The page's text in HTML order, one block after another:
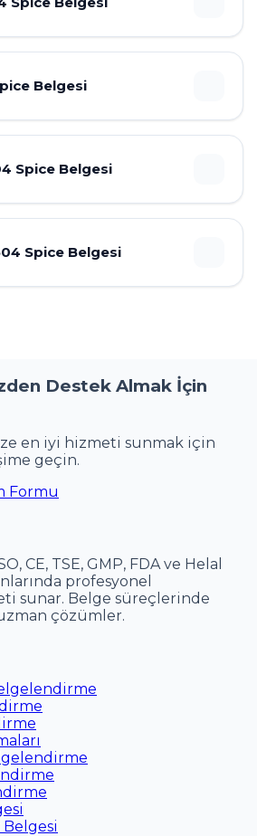
Belgesi
Spice Belgesi
Spice Belgesi
Destek Almak İçin
en iyi hizmeti sunmak için
geçin.
Formu
CE, TSE, GMP, FDA ve Helal
profesyonel
sunar. Belge süreçlerinde
çözümler.